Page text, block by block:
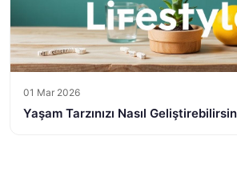
01 Mar 2026
Yaşam Tarzınızı Nasıl